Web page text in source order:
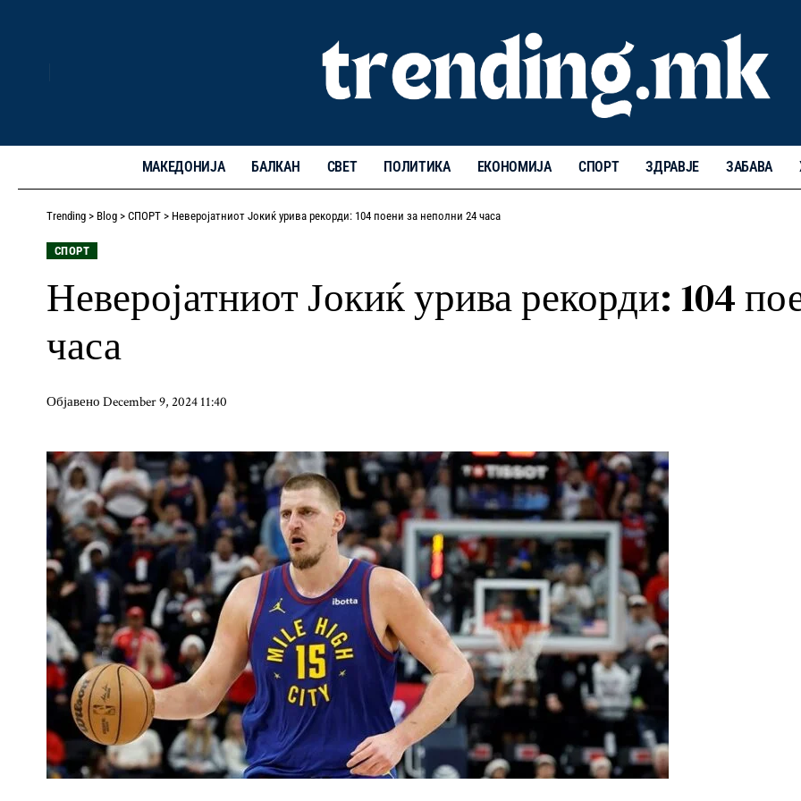
МАКЕДОНИЈА БАЛКАН СВЕТ ПОЛИТИКА ЕКОНОМИЈА СПОРТ ЗДРАВЈЕ ЗАБАВА
Trending > Blog > СПОРТ > Неверојатниот Јокиќ урива рекорди: 104 поени за неполни 24 часа
СПОРТ
Неверојатниот Јокиќ урива рекорди: 104
часа
Објавено December 9, 2024 11:40